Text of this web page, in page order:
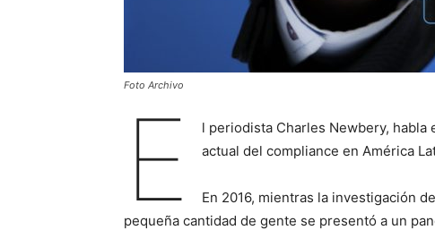
Foto Archivo
E l periodista Charles Newbery, habla
actual del compliance en América
En 2016, mientras la investigación
pequeña cantidad de gente se presentó a un